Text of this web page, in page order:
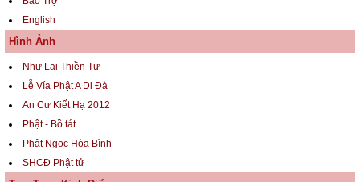
English
Hình Ảnh
Như Lai Thiền Tự
Lễ Vía Phật A Di Đà
An Cư Kiết Hạ 2012
Phật - Bồ tát
Phật Ngọc Hòa Bình
SHCĐ Phật tử